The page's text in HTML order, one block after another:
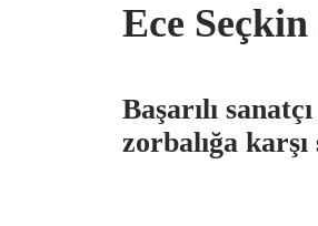
Ece
Başarılı
zorbalığa